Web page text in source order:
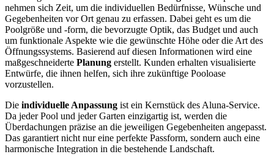
nehmen sich Zeit, um die individuellen Bedürfnisse, Wünsche und
Gegebenheiten vor Ort genau zu erfassen. Dabei geht es um die
Poolgröße und -form, die bevorzugte Optik, das Budget und auch
um funktionale Aspekte wie die gewünschte Höhe oder die Art des
Öffnungssystems. Basierend auf diesen Informationen wird eine
maßgeschneiderte Planung erstellt. Kunden erhalten visualisierte
Entwürfe, die ihnen helfen, sich ihre zukünftige Pooloase
vorzustellen.
Die individuelle Anpassung ist ein Kernstück des Aluna-Service.
Da jeder Pool und jeder Garten einzigartig ist, werden die
Überdachungen präzise an die jeweiligen Gegebenheiten angepasst.
Das garantiert nicht nur eine perfekte Passform, sondern auch eine
harmonische Integration in die bestehende Landschaft.